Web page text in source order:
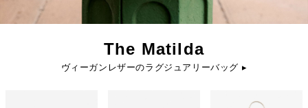
The Matilda
ヴィーガンレザーのラグジュアリーバッグ ▸